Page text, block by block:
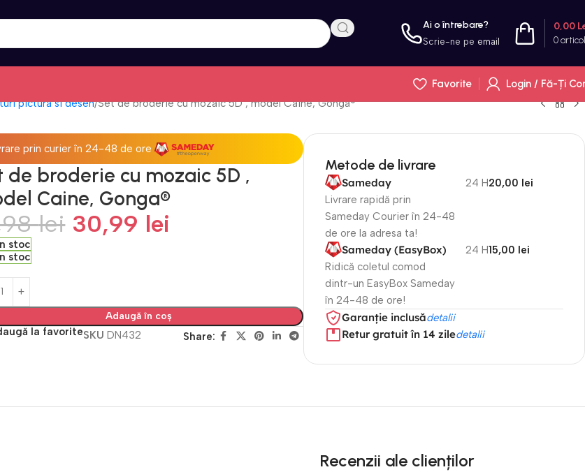
Ai o întrebare?
Scrie-ne pe email 0
0,00
Favorite
Login / Fă-Ți
pictura si desen Set de broderie cu mozaic 5D , model Caine, Gonga®
prin curier în 24-48 de ore
de broderie cu mozaic 5D ,
Caine, Gonga®
lei 30,99 lei
stoc
stoc
Adaugă în coș
la favoriteSKUDN432 Share:
Metode de livrare
Sameday
Livrare rapidă prin
Sameday Courier în 24-48
de ore la adresa ta!
24 H20,00 lei
Sameday (EasyBox)
Ridică coletul comod
dintr-un EasyBox Sameday
în 24-48 de ore!
24 H15,00 lei
Garanție inclusădetalii
Retur gratuit în 14 ziledetalii
Recenzii ale clienților